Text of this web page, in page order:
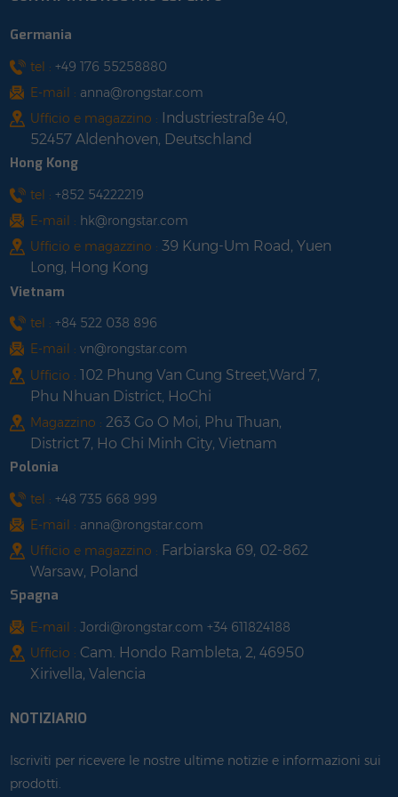
Germania
tel : +49 176 55258880
E-mail : anna@rongstar.com
Ufficio e magazzino : Industriestraße 40,
52457 Aldenhoven, Deutschland
Hong Kong
tel : +852 54222219
E-mail : hk@rongstar.com
Ufficio e magazzino : 39 Kung-Um Road, Yuen
Long, Hong Kong
Vietnam
tel : +84 522 038 896
E-mail : vn@rongstar.com
Ufficio : 102 Phung Van Cung Street,Ward 7,
Phu Nhuan District, HoChi
Magazzino : 263 Go O Moi, Phu Thuan,
District 7, Ho Chi Minh City, Vietnam
Polonia
tel : +48 735 668 999
E-mail : anna@rongstar.com
Ufficio e magazzino : Farbiarska 69, 02-862
Warsaw, Poland
Spagna
E-mail : Jordi@rongstar.com +34 611824188
Ufficio : Cam. Hondo Rambleta, 2, 46950
Xirivella, Valencia
NOTIZIARIO
Iscriviti per ricevere le nostre ultime notizie e informazioni sui
prodotti.